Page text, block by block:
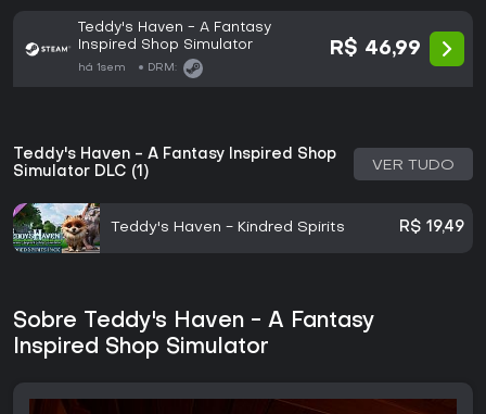
Teddy's Haven - A Fantasy
Inspired Shop Simulator
há 1sem DRM:
R$ 46,99
Teddy's Haven - A Fantasy Inspired Shop
Simulator DLC (1)
VER TUDO
Teddy's Haven - Kindred Spirits R$ 19,49
Sobre Teddy's Haven - A Fantasy
Inspired Shop Simulator